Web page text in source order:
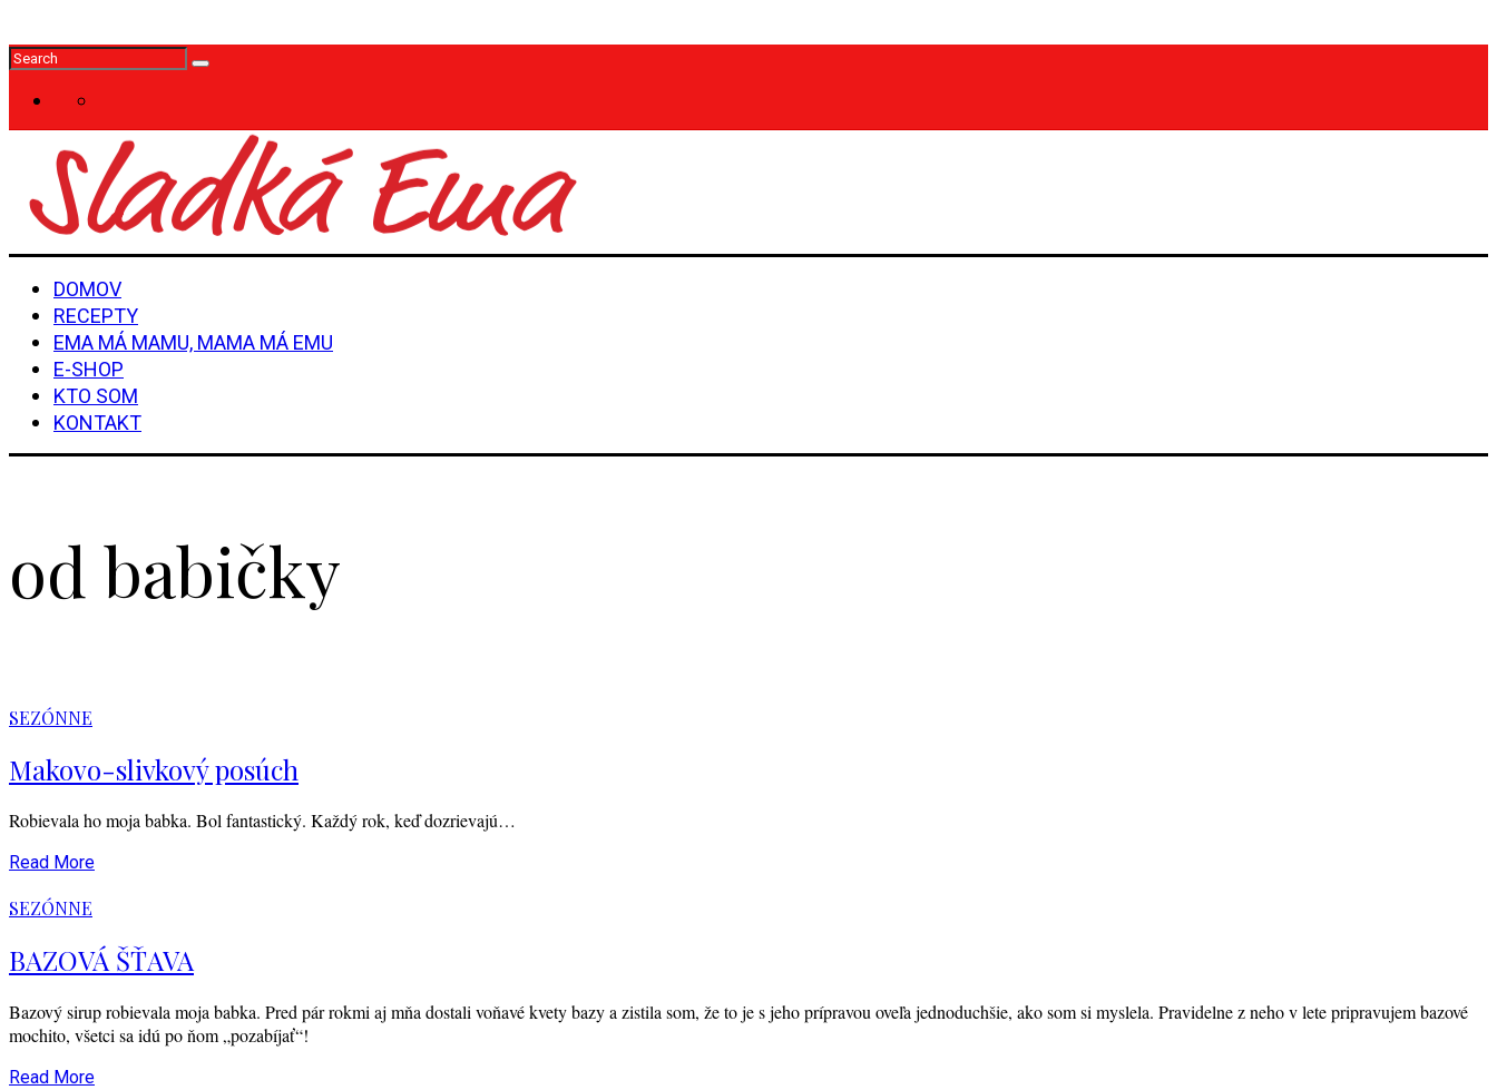
DOMOV
RECEPTY
EMA MÁ MAMU, MAMA MÁ EMU
E-SHOP
KTO SOM
KONTAKT
od babičky
SEZÓNNE
Makovo-slivkový posúch
Robievala ho moja babka. Bol fantastický. Každý rok, keď dozrievajú…
Read More
SEZÓNNE
BAZOVÁ ŠŤAVA
Bazový sirup robievala moja babka. Pred pár rokmi aj mňa dostali voňavé kvety bazy a zistila som, že to je s jeho prípravou oveľa jednoduchšie, ako som si myslela. Pravidelne z neho v lete pripravujem bazové
mochito, všetci sa idú po ňom „pozabíjať“!
Read More